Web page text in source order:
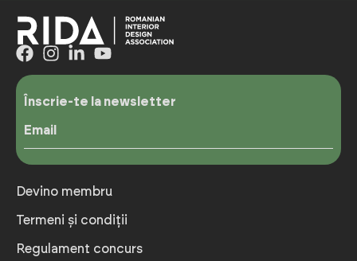
Înscrie-te la newsletter
Email
Devino membru
Termeni și condiții
Regulament concurs